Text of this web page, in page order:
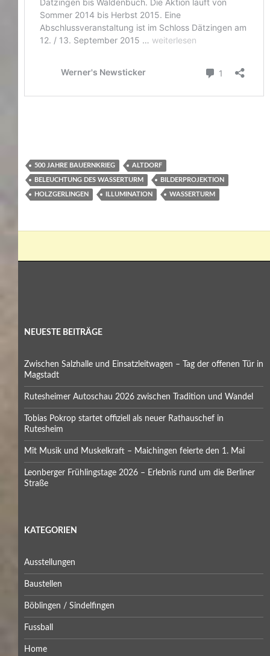
500 JAHRE BAUERNKRIEG ALTDORF
BELEUCHTUNG DES WASSERTURM BILDERPROJEKTION
HOLZGERLINGEN ILLUMINATION WASSERTURM
NEUESTE BEITRÄGE
Zwischen Salzhalle und Einsatzleitwagen – Tag der offenen Tür in
Magstadt
Rutesheimer Autoschau 2026 zwischen Tradition und Wandel
Tobias Pokrop startet offiziell als neuer Rathauschef in
Rutesheim
Mit Musik und Muskelkraft – Maichingen feierte den 1. Mai
Leonberger Frühlingstage 2026 – Erlebnis rund um die Berliner
Straße
KATEGORIEN
Ausstellungen
Baustellen
Böblingen / Sindelfingen
Fussball
Home